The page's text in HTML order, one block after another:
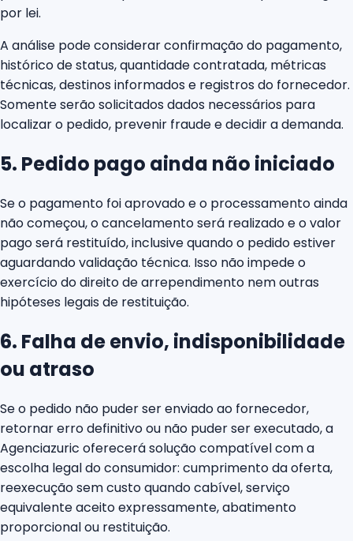
por lei.
A análise pode considerar confirmação do pagamento,
histórico de status, quantidade contratada, métricas
técnicas, destinos informados e registros do fornecedor.
Somente serão solicitados dados necessários para
localizar o pedido, prevenir fraude e decidir a demanda.
5. Pedido pago ainda não iniciado
Se o pagamento foi aprovado e o processamento ainda
não começou, o cancelamento será realizado e o valor
pago será restituído, inclusive quando o pedido estiver
aguardando validação técnica. Isso não impede o
exercício do direito de arrependimento nem outras
hipóteses legais de restituição.
6. Falha de envio, indisponibilidade
ou atraso
Se o pedido não puder ser enviado ao fornecedor,
retornar erro definitivo ou não puder ser executado, a
Agenciazuric oferecerá solução compatível com a
escolha legal do consumidor: cumprimento da oferta,
reexecução sem custo quando cabível, serviço
equivalente aceito expressamente, abatimento
proporcional ou restituição.